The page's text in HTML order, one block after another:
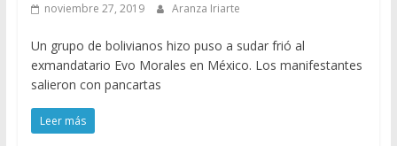
noviembre 27, 2019 Aranza Iriarte
Un grupo de bolivianos hizo puso a sudar frió al
exmandatario Evo Morales en México. Los manifestantes
salieron con pancartas
Leer más